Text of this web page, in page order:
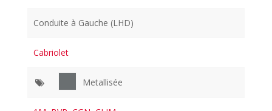
Conduite à Gauche (LHD)
Cabriolet
Metallisée